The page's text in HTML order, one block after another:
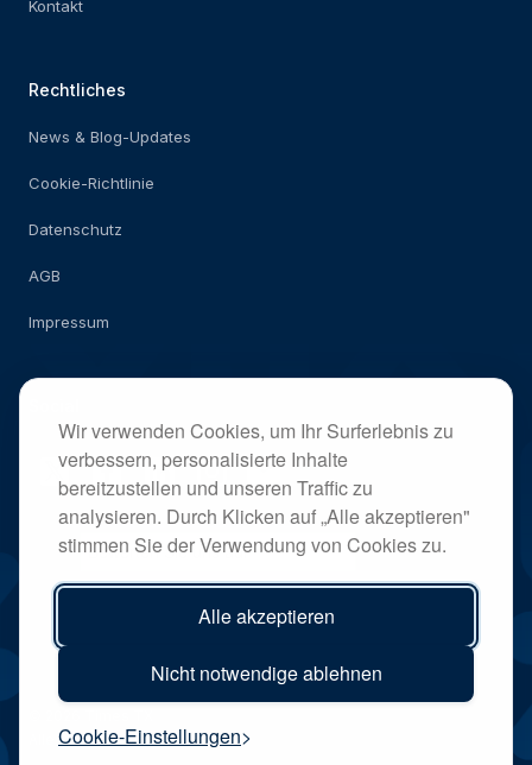
Wir verwenden Cookies, um Ihr Surferlebnis zu
verbessern, personalisierte Inhalte
bereitzustellen und unseren Traffic zu
analysieren. Durch Klicken auf „Alle akzeptieren"
stimmen Sie der Verwendung von Cookies zu.
Alle akzeptieren
Nicht notwendige ablehnen
Cookie-Einstellungen
Kontakt
Rechtliches
News & Blog-Updates
Cookie-Richtlinie
Datenschutz
AGB
Impressum
Alle Rechte vorbehalten